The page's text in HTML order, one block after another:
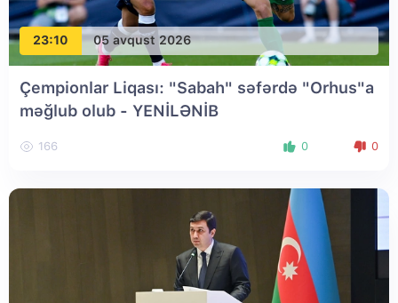
23:10 05 avqust 2026
Çempionlar Liqası: "Sabah" səfərdə "Orhus"a
məğlub olub - YENİLƏNİB
166 0 0